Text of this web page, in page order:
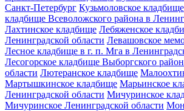
Санкт-Петербург Кузьмоловское кладбище
кладбище Всеволожского района в
Лахтинское кладбище Лебяженское
Ленинградской области Левашовское
Лесное кладбище в г. п. Мга в
Лесогорское кладбище Выборгского
области Лютеранское кладбище
Мартышкинское кладбище Марьинское
Ленинградской области Мичуринское
Мичуринское Ленинградской области